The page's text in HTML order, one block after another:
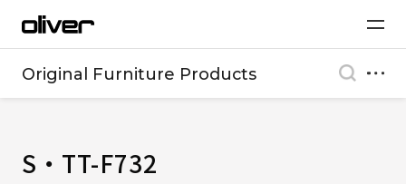
Original Furniture Products
S・TT-F732